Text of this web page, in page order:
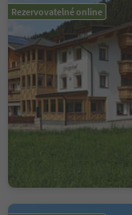
Rezervovatelné online